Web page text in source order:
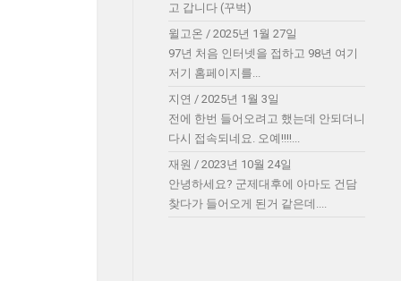
고 갑니다 (꾸벅)
윌고온 / 2025년 1월 27일
97년 처음 인터넷을 접하고 98년 여기
저기 홈페이지를...
지연 / 2025년 1월 3일
전에 한번 들어오려고 했는데 안되더니
다시 접속되네요. 오예!!!!...
재원 / 2023년 10월 24일
안녕하세요? 군제대후에 아마도 건담
찾다가 들어오게 된거 같은데....